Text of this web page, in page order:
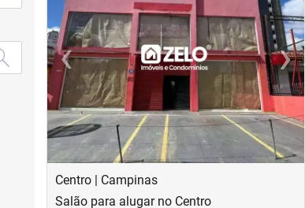
‹Previous ›Next
Centro | Campinas
Salão para alugar no Centro